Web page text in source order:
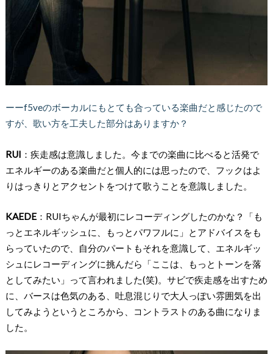
ーーf5veのボーカルにもとても合っている楽曲だと感じたので
すが、歌い方を工夫した部分はありますか？
RUI ：疾走感は意識しました。今までの楽曲に比べると活発で
エネルギーのある楽曲だと個人的には思ったので、フックはよ
りはっきりとアクセントをつけて歌うことを意識しました。
KAEDE：RUIちゃんが最初にレコーディングしたのかな？「も
っとエネルギッシュに、もっとパワフルに」とアドバイスをも
らっていたので、自分のパートもそれを意識して、エネルギッ
シュにレコーディングに挑んだら「ここは、もっとトーンを落
としてみたい」って言われました(笑)。サビで疾走感を出すため
に、バースは色気のある、吐息混じりで大人っぽい雰囲気を出
してみようというところから、コントラストのある曲になりま
した。